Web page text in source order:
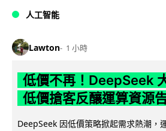
人工智能
Lawton 1 小時
低價不再！DeepSeek
低價搶客反釀運算資源
DeepSeek 因低價策略掀起需求熱潮，